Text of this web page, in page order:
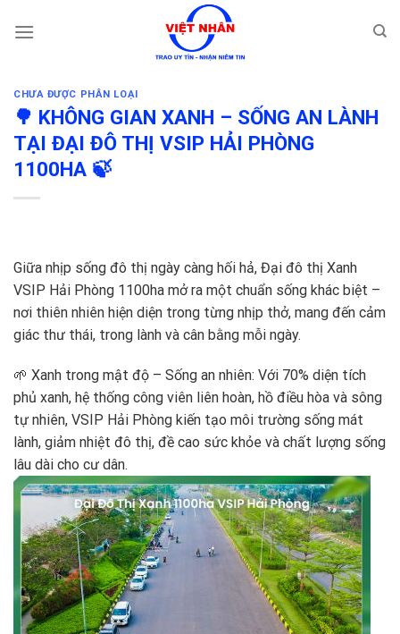
CHƯA ĐƯỢC PHÂN LOẠI
🌳 KHÔNG GIAN XANH – SỐNG AN LÀNH
TẠI ĐẠI ĐÔ THỊ VSIP HẢI PHÒNG
1100HA 🍃
Giữa nhịp sống đô thị ngày càng hối hả, Đại đô thị Xanh
VSIP Hải Phòng 1100ha mở ra một chuẩn sống khác biệt –
nơi thiên nhiên hiện diện trong từng nhịp thở, mang đến cảm
giác thư thái, trong lành và cân bằng mỗi ngày.
🌱 Xanh trong mật độ – Sống an nhiên: Với 70% diện tích
phủ xanh, hệ thống công viên liên hoàn, hồ điều hòa và sông
tự nhiên, VSIP Hải Phòng kiến tạo môi trường sống mát
lành, giảm nhiệt đô thị, đề cao sức khỏe và chất lượng sống
lâu dài cho cư dân.